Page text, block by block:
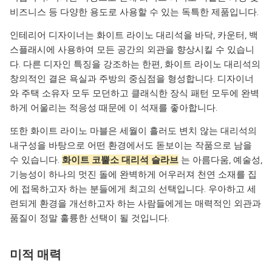
비즈니스 등 다양한 용도로 사용할 수 있는 독특한 제품입니다.
인테리어 디자이너는 화이트 라이노 대리석을 바닥, 카운터, 백
스플래시에 사용하여 모든 공간의 외관을 향상시킬 수 있습니
다. 다른 디자인 특징을 강조하는 한편, 화이트 라이노 대리석의
창의적인 결은 욕실과 주방의 중심점을 형성합니다. 디자이너
와 주택 소유자 모두 모던하고 클래식한 장식 패턴 모두에 완벽
하게 어울리는 적응성 때문에 이 석재를 좋아합니다.
또한 화이트 라이노 마블은 세월이 흘러도 변치 않는 대리석의
내구성을 바탕으로 어떤 환경에서도 돋보이는 작품으로 남을
수 있습니다. 화이트 코뿔소 대리석 슬라브 는 아름다움, 예술성,
기능성이 하나의 멋진 돌에 완벽하게 어우러져 천연 소재를 집
에 접목하고자 하는 분들에게 최고의 선택입니다. 우아하고 세
련되게 환경을 개선하고자 하는 사람들에게는 매력적인 외관과
품질이 정말 훌륭한 선택이 될 것입니다.
미적 매력